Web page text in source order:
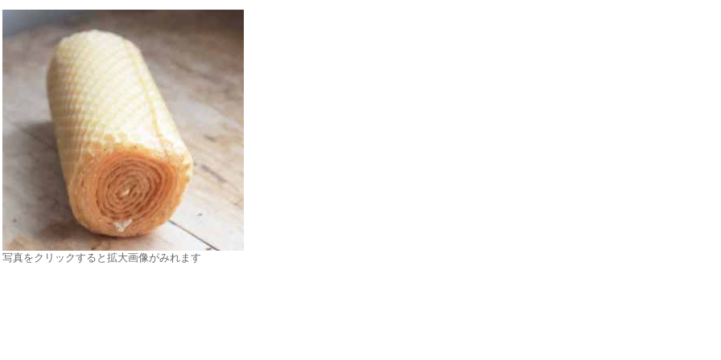
写真をクリックすると拡大画像がみれます